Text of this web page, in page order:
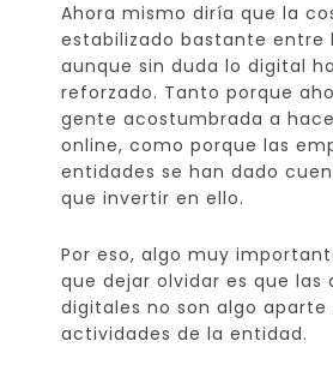
Ahora mismo diría que la
estabilizado bastante entre
aunque sin duda lo digital
reforzado. Tanto porque
gente acostumbrada a
online, como porque las
entidades se han dado
que invertir en ello.
Por eso, algo muy
que dejar olvidar es que las
digitales no son algo aparte
actividades de la entidad.